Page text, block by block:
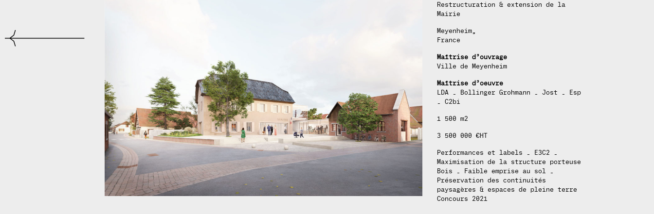
Restructuration & extension de la
Mairie
Meyenheim,
France
Maîtrise d’ouvrage
Ville de Meyenheim
Maîtrise d’oeuvre
LDA . Bollinger Grohmann . Jost . Esp
. C2bi
1 500 m2
3 500 000 €HT
Performances et labels . E3C2 .
Maximisation de la structure porteuse
Bois . Faible emprise au sol .
Préservation des continuités
paysagères & espaces de pleine terre
Concours 2021